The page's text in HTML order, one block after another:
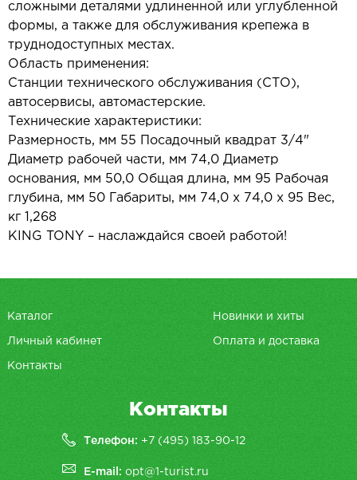
сложными деталями удлиненной или углубленной
формы, а также для обслуживания крепежа в
труднодоступных местах.
Область применения:
Станции технического обслуживания (СТО),
автосервисы, автомастерские.
Технические характеристики:
Размерность, мм 55 Посадочный квадрат 3/4"
Диаметр рабочей части, мм 74,0 Диаметр
основания, мм 50,0 Общая длина, мм 95 Рабочая
глубина, мм 50 Габариты, мм 74,0 х 74,0 х 95 Вес,
кг 1,268
KING TONY – наслаждайся своей работой!
Каталог Новинки и хиты
Личный кабинет Оплата и доставка
Контакты
Контакты
Телефон: +7 (495) 183-90-12
E-mail:opt@1-turist.ru